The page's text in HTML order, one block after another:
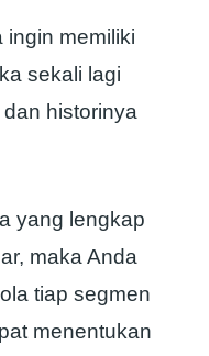
ingin memiliki
sekali lagi
historinya
yang lengkap
maka Anda
tiap segmen
menentukan